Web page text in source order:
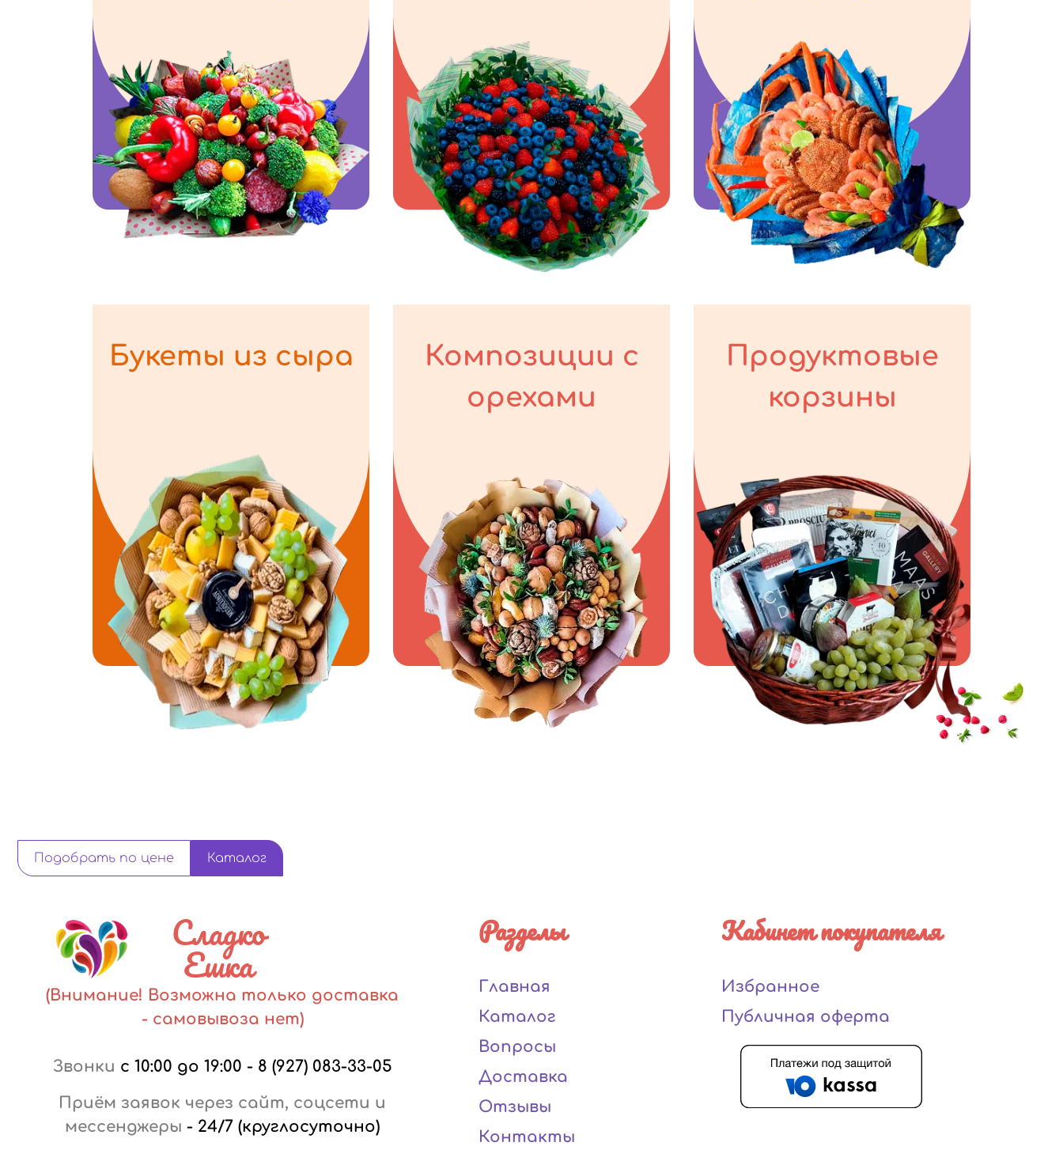
Букеты из сыра
Композиции с
орехами
Продуктовые
корзины
Подобрать по цене Каталог
Сладко
Ешка
(Внимание! Возможна только доставка
- самовывоза нет)
Звонки с 10:00 до 19:00 - 8 (927) 083-33-05
Приём заявок через сайт, соцсети и
мессенджеры - 24/7 (круглосуточно)
Разделы
Главная
Каталог
Вопросы
Доставка
Отзывы
Контакты
Кабинет покупателя
Избранное
Публичная оферта